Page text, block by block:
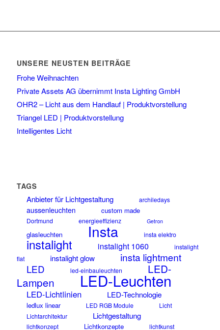
UNSERE NEUSTEN BEITRÄGE
Frohe Weihnachten
Private Assets AG übernimmt Insta Lighting GmbH
OHR2 – Licht aus dem Handlauf | Produktvorstellung
Triangel LED | Produktvorstellung
Intelligentes Licht
TAGS
Anbieter für Lichtgestaltung archiledays
aussenleuchten custom made
Dortmund energieeffizienz Getron
glasleuchten Insta insta elektro
instalight instalight 1060
instalight
flat
instalight glow
insta lightment
LED
led-einbauleuchten
LED-
Lampen
LED-Leuchten
LED-Lichtlinien LED-Technologie
ledlux linear LED RGB Module
Licht
Lichtarchitektur
Lichtgestaltung
lichtkonzept Lichtkonzepte
lichtkunst